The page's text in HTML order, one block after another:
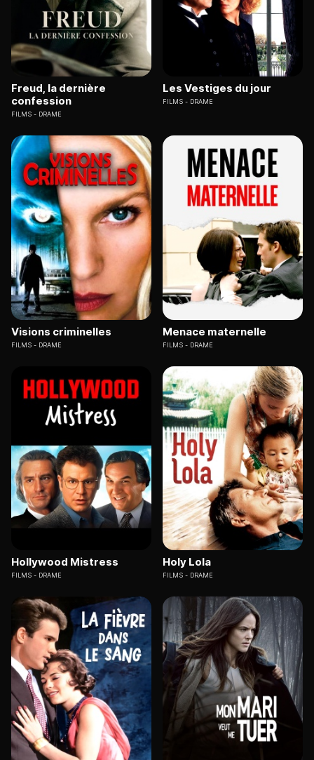
Freud, la dernière
confession
FILMS DRAME
Les Vestiges du jour
FILMS DRAME
Visions criminelles
FILMS DRAME
Menace maternelle
FILMS DRAME
Hollywood Mistress
FILMS DRAME
Holy Lola
FILMS DRAME